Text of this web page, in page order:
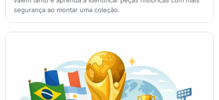
segurança ao montar uma coleção.